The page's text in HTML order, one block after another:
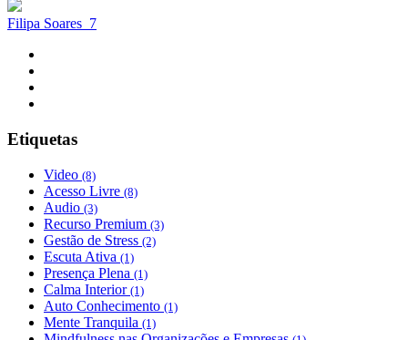
Filipa Soares 7
Etiquetas
Video (8)
Acesso Livre (8)
Audio (3)
Recurso Premium (3)
Gestão de Stress (2)
Escuta Ativa (1)
Presença Plena (1)
Calma Interior (1)
Auto Conhecimento (1)
Mente Tranquila (1)